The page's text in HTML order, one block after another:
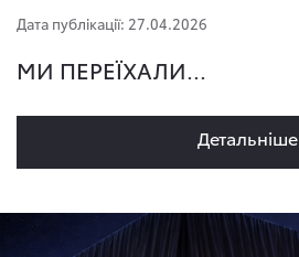
Дата публікації: 27.04.2026
МИ ПЕРЕЇХАЛИ...
Детальнiше